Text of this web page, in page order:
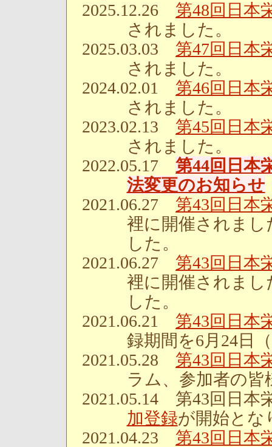
2025.12.26 第48回日本
されました。
2025.03.03 第47回日本
されました。
2024.02.01 第46回日本
されました。
2023.02.13 第45回日本
されました。
2022.05.17第44回日本
法変更のお知らせ
2021.06.27 第43回日本
裡に開催されま
した。
2021.06.27 第43回日本
裡に開催されま
した。
2021.06.21 第43回日本
録期間を6月24日
2021.05.28 第43回日本
ラム、参加者の
2021.05.14 第43回日
加登録が開始とな
2021.04.23 第43回日本